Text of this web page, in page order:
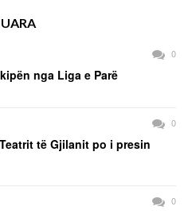
0
nga Liga e Parë
0
të Gjilanit po i presin
0